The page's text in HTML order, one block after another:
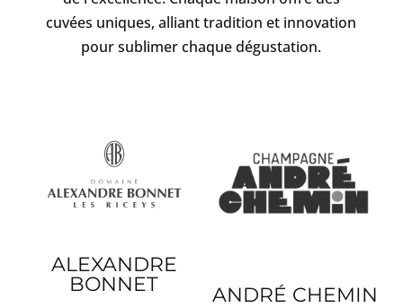
cuvées uniques, alliant tradition et innovation
pour sublimer chaque dégustation.
ALEXANDRE
BONNET
ANDRÉ CHEMIN